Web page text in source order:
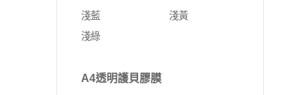
淺藍
淺黃
淺綠
A4透明護貝膠膜